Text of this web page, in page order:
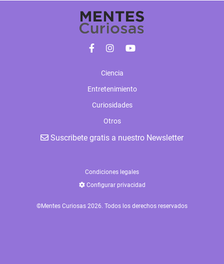
Ciencia
Entretenimiento
Curiosidades
Otros
Suscribete gratis a nuestro Newsletter
Condiciones legales
Configurar privacidad
©Mentes Curiosas 2026. Todos los derechos reservados